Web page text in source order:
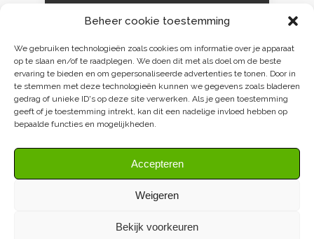
Beheer cookie toestemming
We gebruiken technologieën zoals cookies om informatie over je apparaat
op te slaan en/of te raadplegen. We doen dit met als doel om de beste
ervaring te bieden en om gepersonaliseerde advertenties te tonen. Door in
te stemmen met deze technologieën kunnen we gegevens zoals bladeren
gedrag of unieke ID's op deze site verwerken. Als je geen toestemming
geeft of je toestemming intrekt, kan dit een nadelige invloed hebben op
bepaalde functies en mogelijkheden.
Accepteren
Weigeren
Bekijk voorkeuren
DK & media
Disclaimer
Privacy verklaring
Duurzaamheidskompas 2009-2026